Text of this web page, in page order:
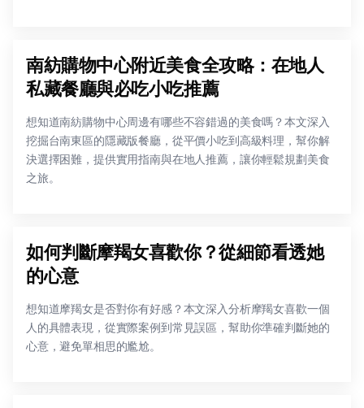
南紡購物中心附近美食全攻略：在地人
私藏餐廳與必吃小吃推薦
想知道南紡購物中心周邊有哪些不容錯過的美食嗎？本文深入
挖掘台南東區的隱藏版餐廳，從平價小吃到高級料理，幫你解
決選擇困難，提供實用指南與在地人推薦，讓你輕鬆規劃美食
之旅。
如何判斷摩羯女喜歡你？從細節看透她
的心意
想知道摩羯女是否對你有好感？本文深入分析摩羯女喜歡一個
人的具體表現，從實際案例到常見誤區，幫助你準確判斷她的
心意，避免單相思的尷尬。